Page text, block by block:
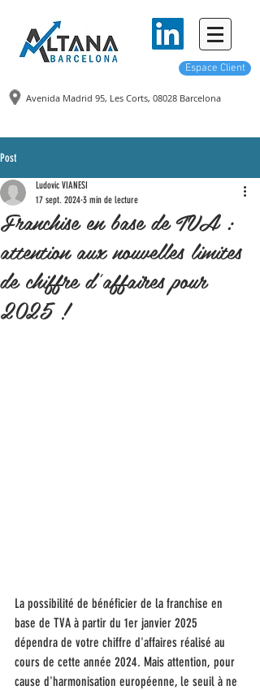
Espace Client
Avenida Madrid 95, Les Corts, 08028 Barcelona
Post
Franchise en base de TVA :
attention aux nouvelles limites
de chiffre d'affaires pour
2025 !
Ludovic VIANESI
17 sept. 2024 3 min de lecture
La possibilité de bénéficier de la franchise en
base de TVA à partir du 1er janvier 2025
dépendra de votre chiffre d'affaires réalisé au
cours de cette année 2024. Mais attention, pour
cause d'harmonisation européenne, le seuil à ne